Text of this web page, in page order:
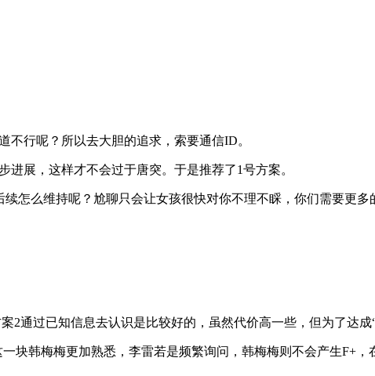
不行呢？所以去大胆的追求，索要通信ID。
展，这样才不会过于唐突。于是推荐了1号方案。
怎么维持呢？尬聊只会让女孩很快对你不理不睬，你们需要更多
2通过已知信息去认识是比较好的，虽然代价高一些，但为了达成
块韩梅梅更加熟悉，李雷若是频繁询问，韩梅梅则不会产生F+